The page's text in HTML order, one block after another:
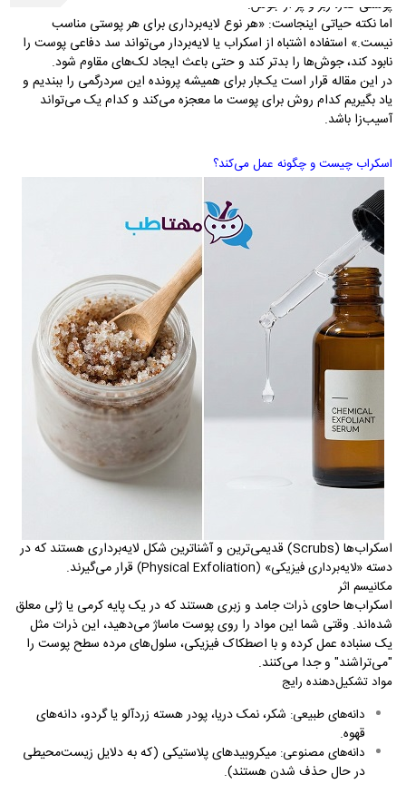
پوستی کدر، زبر و پر از جوش.
اما نکته حیاتی اینجاست: «هر نوع لایه‌برداری برای هر پوستی مناسب
نیست.» استفاده اشتباه از اسکراب یا لایه‌بردار می‌تواند سد دفاعی پوست را
نابود کند، جوش‌ها را بدتر کند و حتی باعث ایجاد لک‌های مقاوم شود.
در این مقاله قرار است یک‌بار برای همیشه پرونده این سردرگمی را ببندیم و
یاد بگیریم کدام روش برای پوست ما معجزه می‌کند و کدام یک می‌تواند
آسیب‌زا باشد.
اسکراب چیست و چگونه عمل می‌کند؟
اسکراب‌ها (Scrubs) قدیمی‌ترین و آشناترین شکل لایه‌برداری هستند که در
دسته«لایه‌برداری فیزیکی» (Physical Exfoliation
) قرار می‌گیرند.
مکانیسم اثر
اسکراب‌ها حاوی ذرات جامد و زبری هستند که در یک پایه کرمی یا ژلی معلق
شده‌اند. وقتی شما این مواد را روی پوست ماساژ می‌دهید، این ذرات مثل
یک سنباده عمل کرده و با اصطکاک فیزیکی، سلول‌های مرده سطح پوست را
"می‌تراشند" و جدا می‌کنند.
مواد تشکیل‌دهنده رایج
دانه‌های طبیعی: شکر، نمک دریا، پودر هسته زردآلو یا گردو، دانه‌های
قهوه.
دانه‌های مصنوعی: میکروبیدهای پلاستیکی (که به دلایل زیست‌محیطی
در حال حذف شدن هستند).